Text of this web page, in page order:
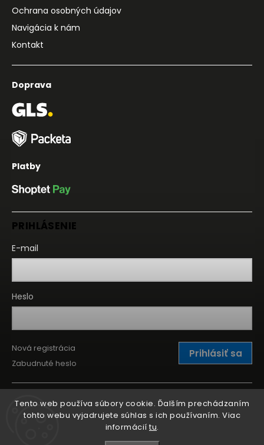
Tento web používa súbory cookie. Ďalším prechádzaním
tohto webu vyjadrujete súhlas s ich používaním. Viac
informácií tu.
Ochrana osobných údajov
Navigácia k nám
Kontakt
Doprava
Platby
PRIHLÁSENIE
E-mail
Heslo
Prihlásiť sa
Nová registrácia
Zabudnuté heslo